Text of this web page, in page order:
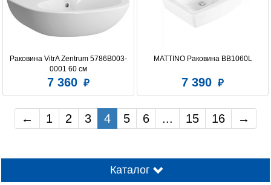
Раковина VitrA Zentrum 5786B003-
0001 60 см
7 360
MATTINO Раковина BB1060L
7 390
← 1 2 3 4 5 6 ... 15 16 →
Каталог